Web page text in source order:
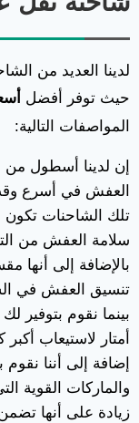
لدينا العديد من
حيث توفر أفضل
المواصفات التالية:
إن لدينا أسطول من
العفش في أسرع
تلك الشاحنات
سلامة العفش من
بالإضافة إلى
تنسيق العفش في
أمتار لاستيعاب
إضافة إلى أننا
والماركات القوية
زيادة على أنها